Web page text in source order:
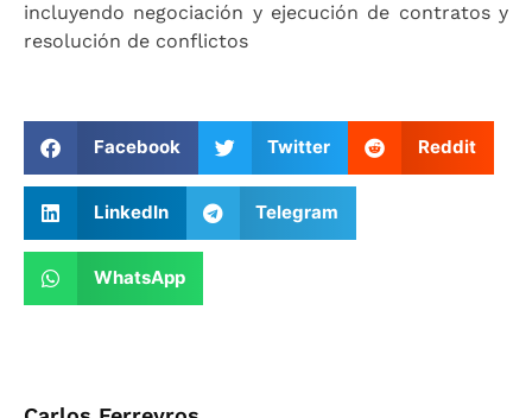
incluyendo negociación y ejecución de contratos y
resolución de conflictos
Facebook Twitter Reddit
LinkedIn Telegram
WhatsApp